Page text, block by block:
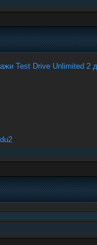
Test Drive Unlimited 2